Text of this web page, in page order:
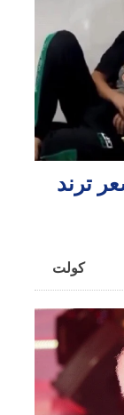
ترند
کولت